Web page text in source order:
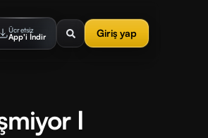
Ücretsiz
App'i İndir Giriş yap
I